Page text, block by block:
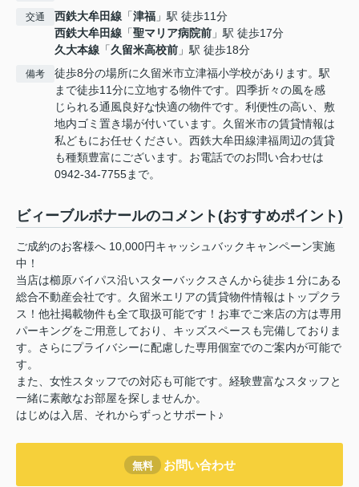
交通 西鉄大牟田線 「津福 」駅 徒歩11分
西鉄大牟田線 「聖マリア病院前 」駅 徒歩17分
久大本線 「久留米高校前 」駅 徒歩18分
備考
徒歩8分の場所に久留米市立津福小学校があります。駅
まで徒歩11分に立地する物件です。四季折々の風を感
じられる通風良好な快適の物件です。利便性の高い、敷
地内ゴミ置き場が付いています。久留米市の賃貸情報は
私どもにお任せください。西鉄大牟田線津福周辺の賃貸
も種類豊富にございます。お電話でのお問い合わせは
0942-34-7755まで。
ビィーブルボナールのコメント(おすすめポイント)
ご成約のお客様へ 10,000円キャッシュバックキャンペーン実施
中！
当店は櫛原バイパス沿いスターバックスさんから徒歩１分にある
総合不動産会社です。久留米エリアの賃貸物件情報はトップクラ
ス！他社掲載物件も全て取扱可能です！お車でご来店の方は専用
パーキングをご用意しており、キッズスペースも完備しておりま
す。さらにプライバシーに配慮した専用個室でのご案内が可能で
す。
また、女性スタッフでの対応も可能です。経験豊富なスタッフと
一緒に素敵なお部屋を探しませんか。
はじめは入居、それからずっとサポート♪
無料 お問い合わせ